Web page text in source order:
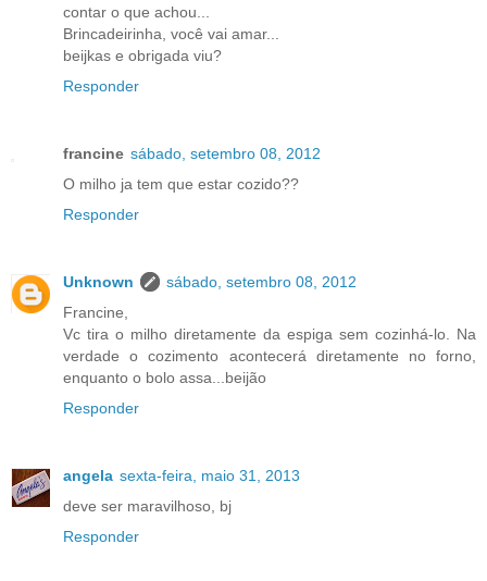
contar o que achou...
Brincadeirinha, você vai amar...
beijkas e obrigada viu?
Responder
francine sábado, setembro 08, 2012
O milho ja tem que estar cozido??
Responder
Unknown
sábado, setembro 08, 2012
Francine,
Vc tira o milho diretamente da espiga sem cozinhá-lo. Na
verdade o cozimento acontecerá diretamente no forno,
enquanto o bolo assa...beijão
Responder
angela sexta-feira, maio 31, 2013
deve ser maravilhoso, bj
Responder